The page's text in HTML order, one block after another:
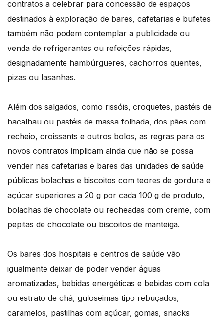
contratos a celebrar para concessão de espaços
destinados à exploração de bares, cafetarias e bufetes
também não podem contemplar a publicidade ou
venda de refrigerantes ou refeições rápidas,
designadamente hambúrgueres, cachorros quentes,
pizas ou lasanhas.
Além dos salgados, como rissóis, croquetes, pastéis de
bacalhau ou pastéis de massa folhada, dos pães com
recheio, croissants e outros bolos, as regras para os
novos contratos implicam ainda que não se possa
vender nas cafetarias e bares das unidades de saúde
públicas bolachas e biscoitos com teores de gordura e
açúcar superiores a 20 g por cada 100 g de produto,
bolachas de chocolate ou recheadas com creme, com
pepitas de chocolate ou biscoitos de manteiga.
Os bares dos hospitais e centros de saúde vão
igualmente deixar de poder vender águas
aromatizadas, bebidas energéticas e bebidas com cola
ou estrato de chá, guloseimas tipo rebuçados,
caramelos, pastilhas com açúcar, gomas, snacks